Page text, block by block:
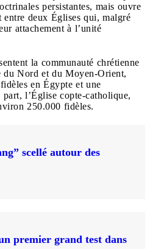
persistantes, mais ouvre
entre deux Églises qui, malgré
attachement à l’unité
la communauté chrétienne
du Nord et du Moyen-Orient,
en Égypte et une
l’Église copte-catholique,
250.000 fidèles.
scellé autour des
premier grand test dans